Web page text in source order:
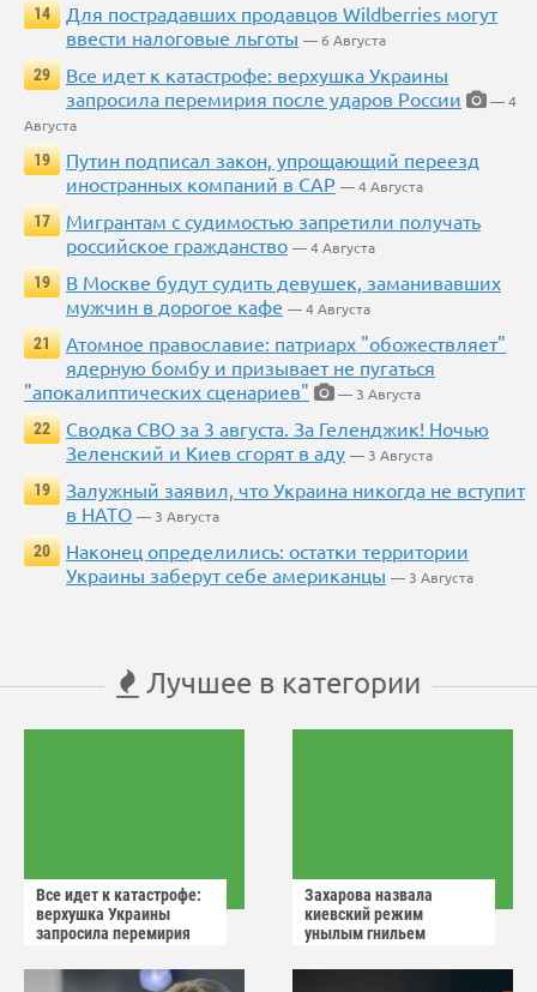
14
Для пострадавших продавцов Wildberries могут
ввести налоговые льготы — 6 Августа
29
Все идет к катастрофе: верхушка Украины
запросила перемирия после ударов России
— 4
Августа
19
Путин подписал закон, упрощающий переезд
иностранных компаний в САР — 4 Августа
17
Мигрантам с судимостью запретили получать
российское гражданство — 4 Августа
19
В Москве будут судить девушек, заманивавших
мужчин в дорогое кафе — 4 Августа
21
Атомное православие: патриарх "обожествляет"
ядерную бомбу и призывает не пугаться
"апокалиптических сценариев"
— 3 Августа
22
Сводка СВО за 3 августа. За Геленджик! Ночью
Зеленский и Киев сгорят в аду — 3 Августа
19
Залужный заявил, что Украина никогда не вступит
в НАТО — 3 Августа
20
Наконец определились: остатки территории
Украины заберут себе американцы — 3 Августа
Лучшее в категории
Все идет к катастрофе:
верхушка Украины
запросила перемирия
Захарова назвала
киевский режим
унылым гнильем